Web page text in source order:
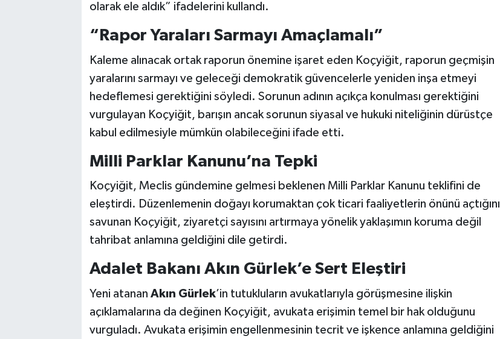
olarak ele aldık” ifadelerini kullandı.
“Rapor Yaraları Sarmayı Amaçlamalı”
Kaleme alınacak ortak raporun önemine işaret eden Koçyiğit, raporun geçmişin
yaralarını sarmayı ve geleceği demokratik güvencelerle yeniden inşa etmeyi
hedeflemesi gerektiğini söyledi. Sorunun adının açıkça konulması gerektiğini
vurgulayan Koçyiğit, barışın ancak sorunun siyasal ve hukuki niteliğinin dürüstçe
kabul edilmesiyle mümkün olabileceğini ifade etti.
Milli Parklar Kanunu’na Tepki
Koçyiğit, Meclis gündemine gelmesi beklenen Milli Parklar Kanunu teklifini de
eleştirdi. Düzenlemenin doğayı korumaktan çok ticari faaliyetlerin önünü açtığını
savunan Koçyiğit, ziyaretçi sayısını artırmaya yönelik yaklaşımın koruma değil
tahribat anlamına geldiğini dile getirdi.
Adalet Bakanı Akın Gürlek’e Sert Eleştiri
Yeni atanan Akın Gürlek’in tutukluların avukatlarıyla görüşmesine ilişkin
açıklamalarına da değinen Koçyiğit, avukata erişimin temel bir hak olduğunu
vurguladı. Avukata erişimin engellenmesinin tecrit ve işkence anlamına geldiğini